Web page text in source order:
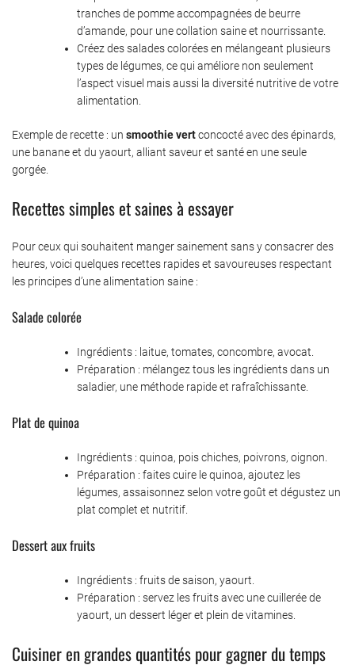
tranches de pomme accompagnées de beurre
d’amande, pour une collation saine et nourrissante.
Créez des salades colorées en mélangeant plusieurs
types de légumes, ce qui améliore non seulement
l’aspect visuel mais aussi la diversité nutritive de votre
alimentation.
Exemple de recette : un smoothie vertconcocté avec des épinards,
une banane et du yaourt, alliant saveur et santé en une seule
gorgée.
Recettes simples et saines à essayer
Pour ceux qui souhaitent manger sainement sans y consacrer des
heures, voici quelques recettes rapides et savoureuses respectant
les principes d’une alimentation saine :
Salade colorée
Ingrédients : laitue, tomates, concombre, avocat.
Préparation : mélangez tous les ingrédients dans un
saladier, une méthode rapide et rafraîchissante.
Plat de quinoa
Ingrédients : quinoa, pois chiches, poivrons, oignon.
Préparation : faites cuire le quinoa, ajoutez les
légumes, assaisonnez selon votre goût et dégustez un
plat complet et nutritif.
Dessert aux fruits
Ingrédients : fruits de saison, yaourt.
Préparation : servez les fruits avec une cuillerée de
yaourt, un dessert léger et plein de vitamines.
Cuisiner en grandes quantités pour gagner du temps